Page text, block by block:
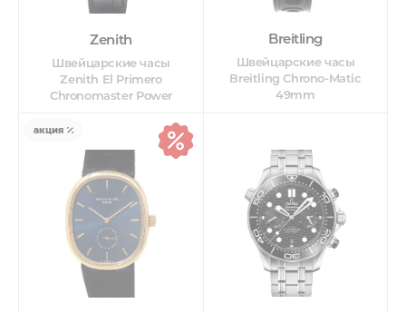
Zenith
Швейцарские часы
Zenith El Primero
Chronomaster Power
Breitling
Швейцарские часы
Breitling Chrono-Matic
49mm
акция